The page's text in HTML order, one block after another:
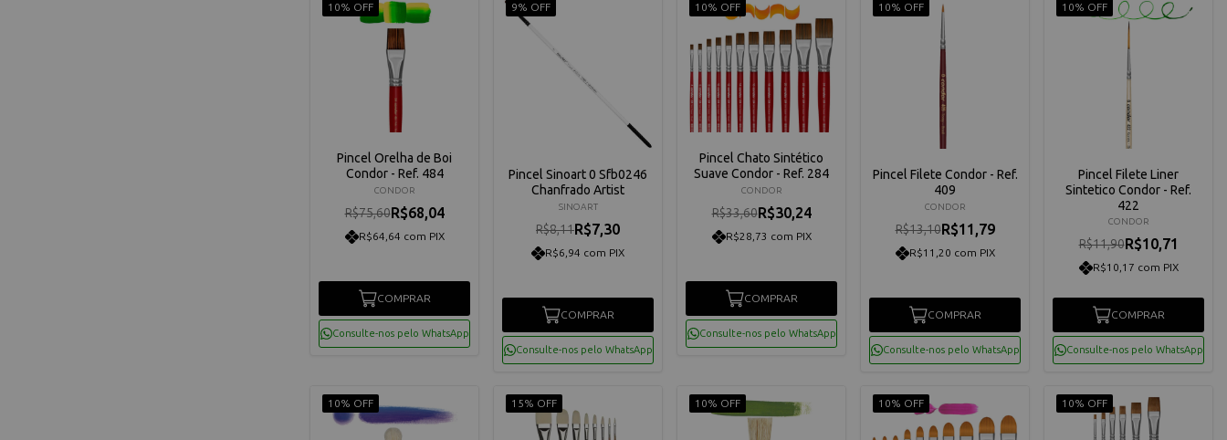
10% OFF
Pincel Orelha de Boi
Condor - Ref. 484
CONDOR
R$75,60R$68,04
R$64,64 com PIX
COMPRAR
Consulte-nos pelo WhatsApp
9% OFF
Pincel Sinoart 0 Sfb0246
Chanfrado Artist
SINOART
R$8,11R$7,30
R$6,94 com PIX
COMPRAR
Consulte-nos pelo WhatsApp
10% OFF
Pincel Chato Sintético
Suave Condor - Ref. 284
CONDOR
R$33,60R$30,24
R$28,73 com PIX
COMPRAR
Consulte-nos pelo WhatsApp
10% OFF
Pincel Filete Condor - Ref.
409
CONDOR
R$13,10R$11,79
R$11,20 com PIX
COMPRAR
Consulte-nos pelo WhatsApp
10% OFF
Pincel Filete Liner
Sintetico Condor - Ref.
422
CONDOR
R$11,90R$10,71
R$10,17 com PIX
COMPRAR
Consulte-nos pelo WhatsApp
10% OFF 15% OFF 10% OFF 10% OFF 10% OFF